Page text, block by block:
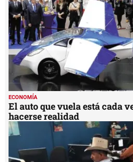
seconds
ECONOMÍA
El auto que vuela está cada
hacerse realidad